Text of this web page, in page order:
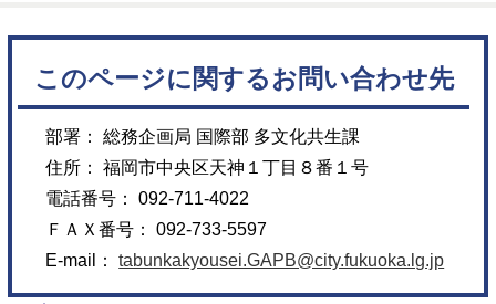
このページに関するお問い合わせ先
部署： 総務企画局 国際部 多文化共生課
住所： 福岡市中央区天神１丁目８番１号
電話番号： 092-711-4022
ＦＡＸ番号： 092-733-5597
E-mail：tabunkakyousei.GAPB@city.fukuoka.lg.jp